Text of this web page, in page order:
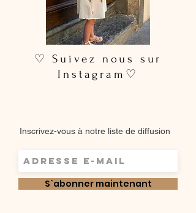
♡ Suivez nous sur
Instagram♡
Inscrivez-vous à notre liste de diffusion
S`abonner maintenant